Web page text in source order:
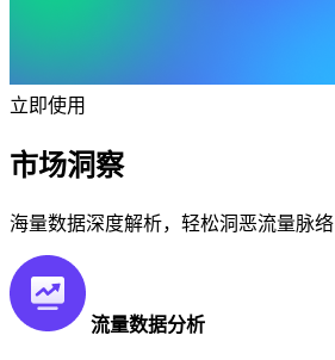
立即使用
市场洞察
海量数据深度解析，轻松洞恶流量脉络
流量数据分析